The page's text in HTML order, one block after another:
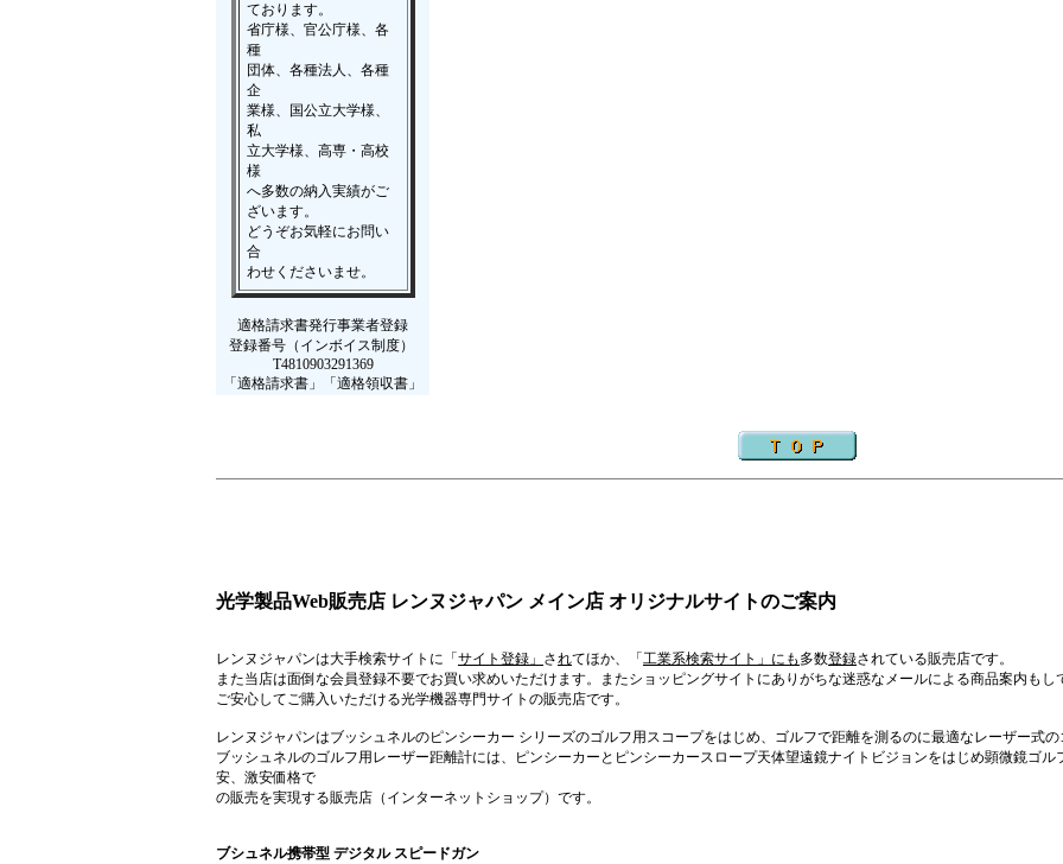
ております。
省庁様、官公庁様、各
種
団体、各種法人、各種
企
業様、国公立大学様、
私
立大学様、高専・高校
様
へ多数の納入実績がご
ざいます。
どうぞお気軽にお問い
合
わせくださいませ。
適格請求書発行事業者登録
登録番号（インボイス制度）
T4810903291369
「適格請求書」「適格領収書」
光学製品Web販売店 レンヌジャパン メイン店 オリジナルサイトのご案内
レンヌジャパンは大手検索サイトに「 サイト登録 」 されてほか、「 工業系検索サイト」 にも 多数登録されている販売店です。
また当店は面倒な会員登録不要でお買い求めいただけます。またショッピングサイトにありがちな迷惑なメールによる商品案内もし
ご安心してご購入いただける光学機器専門サイトの販売店です。
レンヌジャパンはブッシュネルのピンシーカー シリーズのゴルフ用スコープをはじめ、ゴルフで距離を測るのに最適なレーザー式
ブッシュネルのゴルフ用レーザー距離計には、ピンシーカーとピンシーカースロープ天体望遠鏡ナイトビジョンをはじめ顕微鏡ゴ
安、激安価格で
の販売を実現する販売店（インターネットショップ）です。
ブシュネル携帯型 デジタル スピードガン